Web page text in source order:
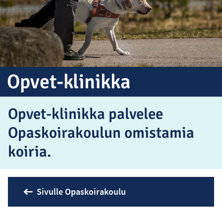
Opvet-klinikka
Opvet-klinikka palvelee
Opaskoirakoulun omistamia
koiria.
Sivulle Opaskoirakoulu